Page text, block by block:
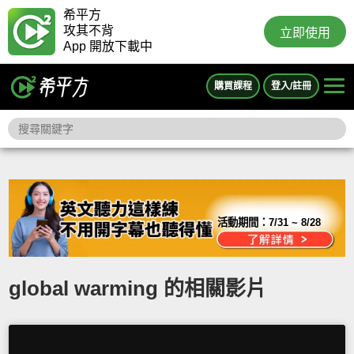
希平方
攻其不背
App 開放下載中
立即使用
購買課程 登入/註冊
活動期間：7/31 ~ 8/28
global warming 的相關影片